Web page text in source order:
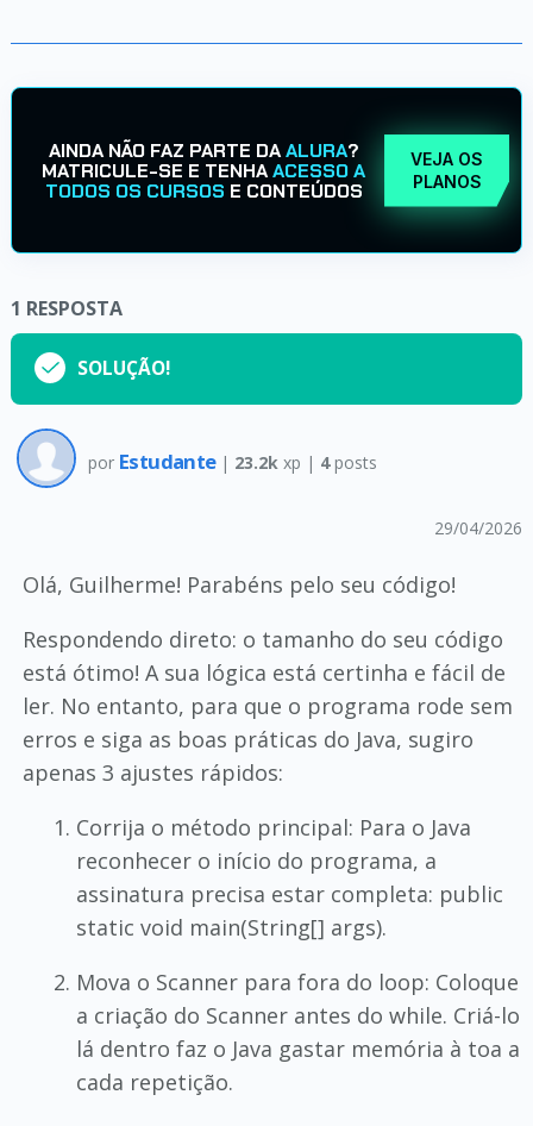
AINDA NÃO FAZ PARTE DAALURA?
MATRICULE-SE E TENHAACESSO A
TODOS OS CURSOS E CONTEÚDOS
VEJA OS
PLANOS
1 RESPOSTA
SOLUÇÃO!
por Estudante | 23.2k xp | 4posts
29/04/2026
Olá, Guilherme! Parabéns pelo seu código!
Respondendo direto: o tamanho do seu código
está ótimo! A sua lógica está certinha e fácil de
ler. No entanto, para que o programa rode sem
erros e siga as boas práticas do Java, sugiro
apenas 3 ajustes rápidos:
Corrija o método principal: Para o Java
reconhecer o início do programa, a
assinatura precisa estar completa: public
static void main(String[] args).
Mova o Scanner para fora do loop: Coloque
a criação do Scanner antes do while. Criá-lo
lá dentro faz o Java gastar memória à toa a
cada repetição.